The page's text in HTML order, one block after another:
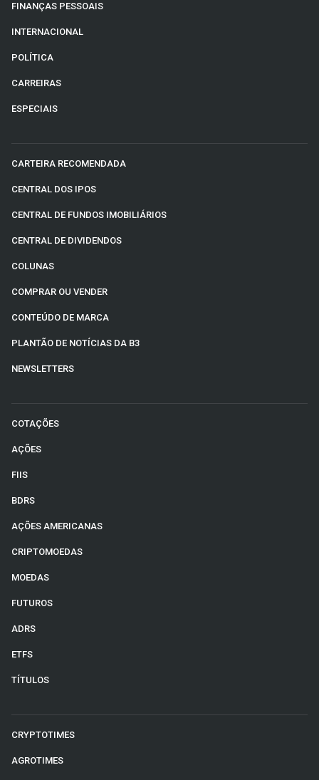
FINANÇAS PESSOAIS
INTERNACIONAL
POLÍTICA
CARREIRAS
ESPECIAIS
CARTEIRA RECOMENDADA
CENTRAL DOS IPOS
CENTRAL DE FUNDOS IMOBILIÁRIOS
CENTRAL DE DIVIDENDOS
COLUNAS
COMPRAR OU VENDER
CONTEÚDO DE MARCA
PLANTÃO DE NOTÍCIAS DA B3
NEWSLETTERS
COTAÇÕES
AÇÕES
FIIS
BDRS
AÇÕES AMERICANAS
CRIPTOMOEDAS
MOEDAS
FUTUROS
ADRS
ETFS
TÍTULOS
CRYPTOTIMES
AGROTIMES